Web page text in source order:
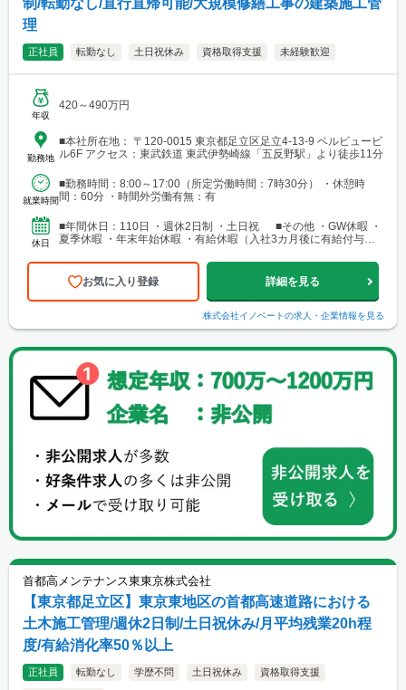
制/転勤なし/直行直帰可能/大規模修繕工事の建築施工管
理
正社員 転勤なし 土日祝休み 資格取得支援 未経験歓迎
年収
420～490万円
勤務地
■本社所在地： 〒120-0015 東京都足立区足立4-13-9 ベルビュービ
ル6F アクセス：東武鉄道 東武伊勢崎線「五反野駅」より徒歩11分
就業時間
■勤務時間：8:00～17:00（所定労働時間：7時30分） ・休憩時
間：60分 ・時間外労働有無：有
休日
■年間休日：110日 ・週休2日制 ・土日祝 ■その他 ・GW休暇 ・
夏季休暇 ・年末年始休暇 ・有給休暇（入社3カ月後に有給付与あ
お気に入り登録 詳細を見る
株式会社イノベートの求人・企業情報を見る
首都高メンテナンス東東京株式会社
【東京都足立区】東京東地区の首都高速道路における
土木施工管理/週休2日制/土日祝休み/月平均残業20h程
度/有給消化率50％以上
正社員 転勤なし 学歴不問 土日祝休み 資格取得支援